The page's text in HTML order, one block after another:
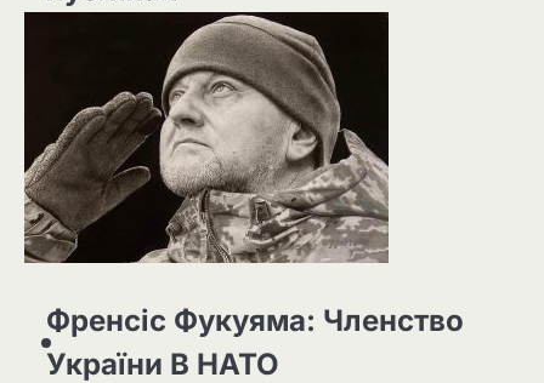
Френсіс Фукуяма: Членство
України В НАТО